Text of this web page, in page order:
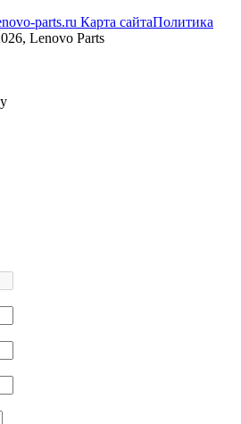
parts.ru Карта сайтаПолитика
Lenovo Parts